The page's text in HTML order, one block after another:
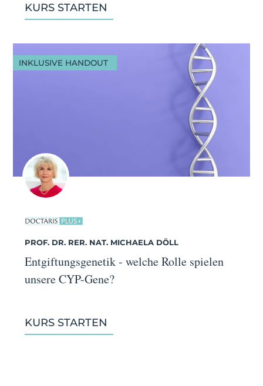
KURS STARTEN
INKLUSIVE HANDOUT
PROF. DR. RER. NAT. MICHAELA DÖLL
Entgiftungsgenetik - welche Rolle spielen
unsere CYP-Gene?
KURS STARTEN